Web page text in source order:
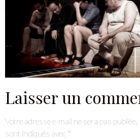
Laisser un
Votre adresse e-mail ne sera pas publiée.
sont indiqués avec *